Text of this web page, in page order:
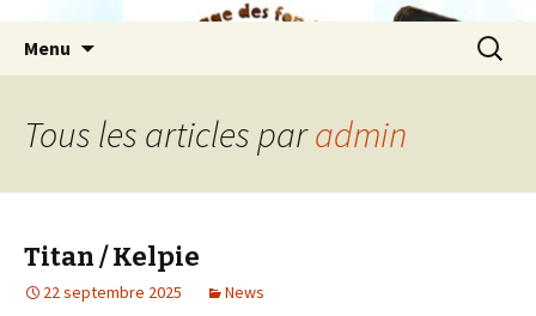
Menu
Tous les articles paradmin
Titan / Kelpie
22 septembre 2025 News